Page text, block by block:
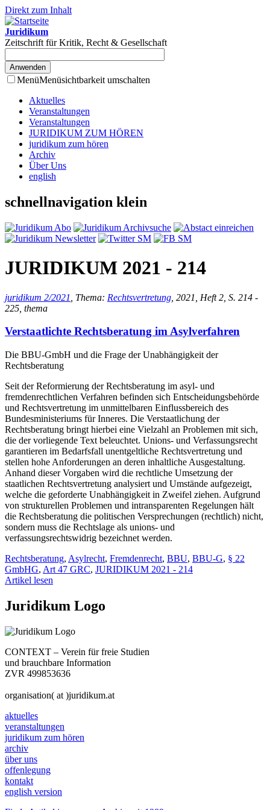
Direkt zum Inhalt
Juridikum
Zeitschrift für Kritik, Recht & Gesellschaft
MenüMenüsichtbarkeit umschalten
Aktuelles
Veranstaltungen
Veranstaltungen
JURIDIKUM ZUM HÖREN
juridikum zum hören
Archiv
Über Uns
english
schnellnavigation klein
JURIDIKUM 2021 - 214
juridikum 2/2021 , Thema: Rechtsvertretung , 2021, Heft 2, S. 214 -
225, thema
Verstaatlichte Rechtsberatung im Asylverfahren
Die BBU-GmbH und die Frage der Unabhängigkeit der
Rechtsberatung
Seit der Reformierung der Rechtsberatung im asyl- und
fremdenrechtlichen Verfahren befinden sich Entscheidungsbehörde
und Rechtsvertretung im unmittelbaren Einflussbereich des
Bundesministeriums für Inneres. Die Verstaatlichung der
Rechtsberatung bringt hierbei eine Vielzahl an Problemen mit sich,
die der vorliegende Text beleuchtet. Unions- und Verfassungsrecht
garantieren im Bedarfsfall unentgeltliche Rechtsvertretung und
stellen hohe Anforderungen an deren inhaltliche Ausgestaltung.
Anhand dieser Vorgaben wird die rechtliche Umsetzung der
staatlichen Rechtsvertretung analysiert und Umstände aufgezeigt,
welche die geforderte Unabhängigkeit in Zweifel ziehen. Aufgrund
von strukturellen Problemen und intransparenten Regelungen hält
die Rechtsberatung die politischen Versprechungen (rechtlich) nicht,
sondern muss die Rechtslage als unions- und
verfassungsrechtswidrig bezeichnet werden.
Rechtsberatung, Asylrecht, Fremdenrecht, BBU, BBU-G, § 22
GmbHG, Art 47 GRC, JURIDIKUM 2021 - 214
Artikel lesen
Juridikum Logo
CONTEXT – Verein für freie Studien
und brauchbare Information
ZVR 499853636
organisation( at )juridikum.at
aktuelles
veranstaltungen
juridikum zum hören
archiv
über uns
offenlegung
kontakt
english version